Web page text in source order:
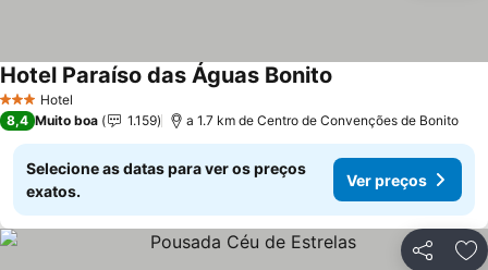
3 EstrelasHotel
Hotel Paraíso das Águas Bonito
8,4 Muito boa 1.159 a 1.7 km de Centro de Convenções de Bonito
Selecione as datas para ver os preços
exatos.
Ver preços
Partilhar